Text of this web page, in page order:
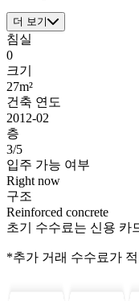
더 보기
침실
0
크기
27m²
건축 연도
2012-02
층
3/5
입주 가능 여부
Right now
구조
Reinforced concrete
초기 수수료는 신용 카
*추가 거래 수수료가